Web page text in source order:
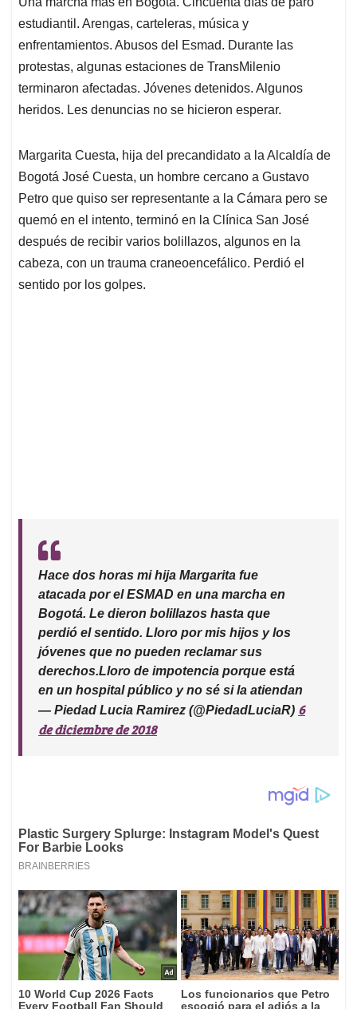
s
A
p
p
b
o
o
k
e
d
I
n
l
a
d
s
estudiantil. Arengas, carteleras, música y
enfrentamientos. Abusos del Esmad. Durante las
protestas, algunas estaciones de TransMilenio
terminaron afectadas. Jóvenes detenidos. Algunos
heridos. Les denuncias no se hicieron esperar.
Margarita Cuesta, hija del precandidato a la Alcaldía de
Bogotá José Cuesta, un hombre cercano a Gustavo
Petro que quiso ser representante a la Cámara pero se
quemó en el intento, terminó en la Clínica San José
después de recibir varios bolillazos, algunos en la
cabeza, con un trauma craneoencefálico. Perdió el
sentido por los golpes.
Hace dos horas mi hija Margarita fue
atacada por el ESMAD en una marcha en
Bogotá. Le dieron bolillazos hasta que
perdió el sentido. Lloro por mis hijos y los
jóvenes que no pueden reclamar sus
derechos.Lloro de impotencia porque está
en un hospital público y no sé si la atiendan
— Piedad Lucia Ramirez (@PiedadLuciaR) 6
de diciembre de 2018